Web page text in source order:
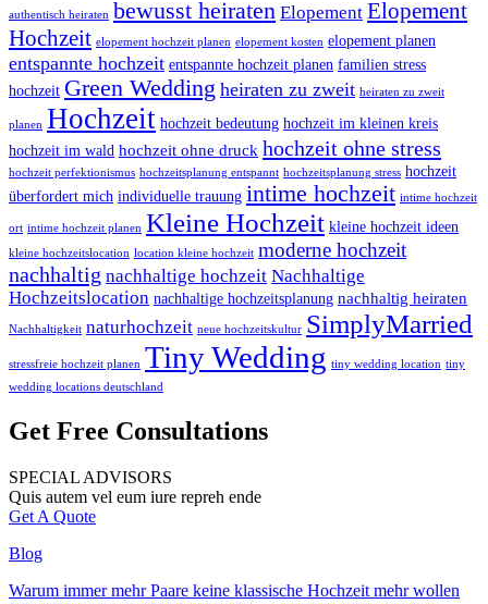
authentisch heiraten bewusst heiraten Elopement Elopement
Hochzeit elopement hochzeit planen elopement kosten elopement planen
entspannte hochzeit entspannte hochzeit planen familien stress
hochzeit Green Wedding heiraten zu zweit heiraten zu zweit
planen Hochzeit hochzeit bedeutung hochzeit im kleinen kreis
hochzeit im wald hochzeit ohne druck hochzeit ohne stress
hochzeit perfektionismus hochzeitsplanung entspannt hochzeitsplanung stress hochzeit
überfordert mich individuelle trauung intime hochzeit intime hochzeit
ort intime hochzeit planen Kleine Hochzeit kleine hochzeit ideen
kleine hochzeitslocation location kleine hochzeit moderne hochzeit
nachhaltig nachhaltige hochzeit Nachhaltige
Hochzeitslocation nachhaltige hochzeitsplanung nachhaltig heiraten
Nachhaltigkeit naturhochzeit neue hochzeitskultur SimplyMarried
stressfreie hochzeit planen Tiny Wedding tiny wedding location tiny
wedding locations deutschland
Get Free Consultations
SPECIAL ADVISORS
Quis autem vel eum iure repreh ende
Get A Quote
Blog
Warum immer mehr Paare keine klassische Hochzeit mehr wollen